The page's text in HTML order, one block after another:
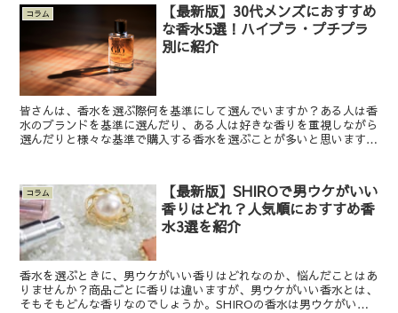
コラム
【最新版】30代メンズにおすすめ
な香水5選！ハイブラ・プチプラ
別に紹介
皆さんは、香水を選ぶ際何を基準にして選んでいますか？ある人は香
水のブランドを基準に選んだり、ある人は好きな香りを重視しながら
選んだりと様々な基準で購入する香水を選ぶことが多いと思います。
コラム
【最新版】SHIROで男ウケがいい
香りはどれ？人気順におすすめ香
水3選を紹介
香水を選ぶときに、男ウケがいい香りはどれなのか、悩んだことはあ
りませんか？商品ごとに香りは違いますが、男ウケがいい香水とは、
そもそもどんな香りなのでしょうか。SHIROの香水は男ウケがいい